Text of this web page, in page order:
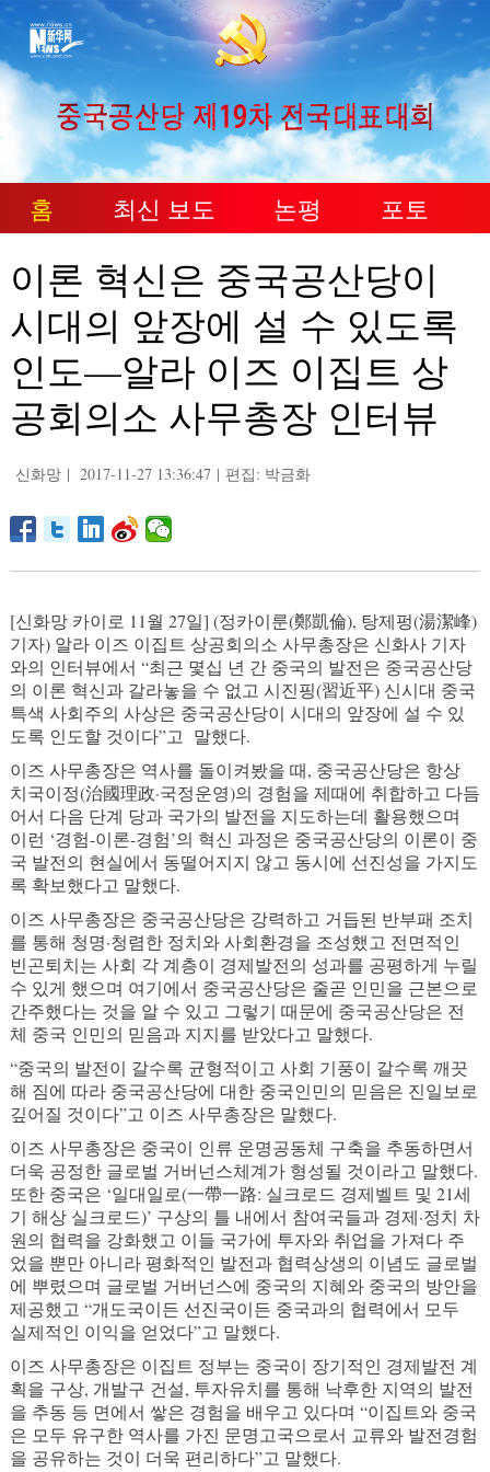
홈 최신 보도 논평 포토
이론 혁신은 중국공산당이
시대의 앞장에 설 수 있도록
인도—알라 이즈 이집트 상
공회의소 사무총장 인터뷰
신화망 | 2017-11-27 13:36:47 | 편집: 박금화
[신화망 카이로 11월 27일] (정카이룬(鄭凱倫), 탕제펑(湯潔峰)
기자) 알라 이즈 이집트 상공회의소 사무총장은 신화사 기자
와의 인터뷰에서 “최근 몇십 년 간 중국의 발전은 중국공산당
의 이론 혁신과 갈라놓을 수 없고 시진핑(習近平) 신시대 중국
특색 사회주의 사상은 중국공산당이 시대의 앞장에 설 수 있
도록 인도할 것이다”고 말했다.
이즈 사무총장은 역사를 돌이켜봤을 때, 중국공산당은 항상
치국이정(治國理政·국정운영)의 경험을 제때에 취합하고 다듬
어서 다음 단계 당과 국가의 발전을 지도하는데 활용했으며
이런 ‘경험-이론-경험’의 혁신 과정은 중국공산당의 이론이 중
국 발전의 현실에서 동떨어지지 않고 동시에 선진성을 가지도
록 확보했다고 말했다.
이즈 사무총장은 중국공산당은 강력하고 거듭된 반부패 조치
를 통해 청명·청렴한 정치와 사회환경을 조성했고 전면적인
빈곤퇴치는 사회 각 계층이 경제발전의 성과를 공평하게 누릴
수 있게 했으며 여기에서 중국공산당은 줄곧 인민을 근본으로
간주했다는 것을 알 수 있고 그렇기 때문에 중국공산당은 전
체 중국 인민의 믿음과 지지를 받았다고 말했다.
“중국의 발전이 갈수록 균형적이고 사회 기풍이 갈수록 깨끗
해 짐에 따라 중국공산당에 대한 중국인민의 믿음은 진일보로
깊어질 것이다”고 이즈 사무총장은 말했다.
이즈 사무총장은 중국이 인류 운명공동체 구축을 추동하면서
더욱 공정한 글로벌 거버넌스체계가 형성될 것이라고 말했다.
또한 중국은 ‘일대일로(一帶一路: 실크로드 경제벨트 및 21세
기 해상 실크로드)’ 구상의 틀 내에서 참여국들과 경제·정치 차
원의 협력을 강화했고 이들 국가에 투자와 취업을 가져다 주
었을 뿐만 아니라 평화적인 발전과 협력상생의 이념도 글로벌
에 뿌렸으며 글로벌 거버넌스에 중국의 지혜와 중국의 방안을
제공했고 “개도국이든 선진국이든 중국과의 협력에서 모두
실제적인 이익을 얻었다”고 말했다.
이즈 사무총장은 이집트 정부는 중국이 장기적인 경제발전 계
획을 구상, 개발구 건설, 투자유치를 통해 낙후한 지역의 발전
을 추동 등 면에서 쌓은 경험을 배우고 있다며 “이집트와 중국
은 모두 유구한 역사를 가진 문명고국으로서 교류와 발전경험
을 공유하는 것이 더욱 편리하다”고 말했다.